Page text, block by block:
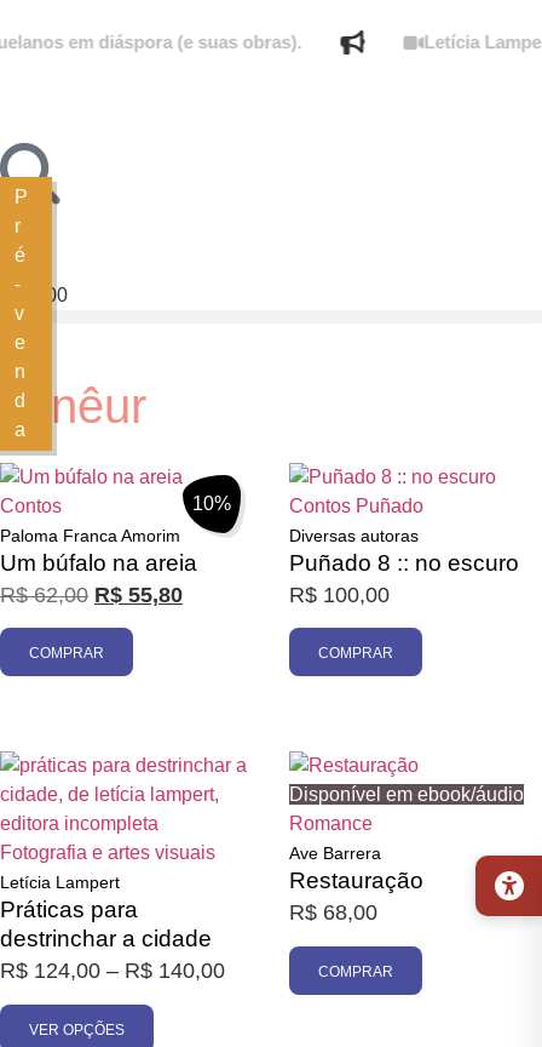
em diáspora (e suas obras). Letícia Lampert
0,00
flanêur
Promoção
10%
P
r
é
-
v
e
n
d
a
Contos
Paloma Franca Amorim
Um búfalo na areia
R$62,00 R$ 55,80
COMPRAR
Contos Puñado
Diversas autoras
Puñado 8 :: no escuro
R$ 100,00
COMPRAR
Fotografia e artes visuais
Letícia Lampert
Práticas para
destrinchar a cidade
R$ 124,00 – R$ 140,00
VER OPÇÕES
Disponível em ebook/áudio
Romance
Ave Barrera
Restauração
R$ 68,00
COMPRAR